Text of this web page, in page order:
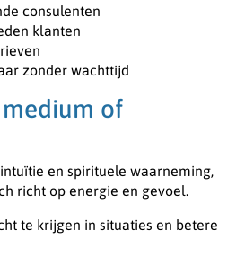
consulenten
klanten
zonder wachttijd
of
en spirituele waarneming,
richt op energie en gevoel.
te krijgen in situaties en betere